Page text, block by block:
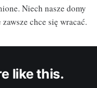
Niech nasze domy
chce się wracać.
like this.